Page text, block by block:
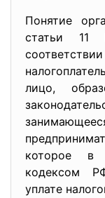
Понятие
статьи 11
лицо,
которое в
кодексом
уплате